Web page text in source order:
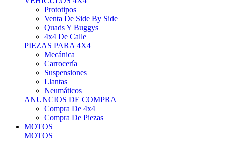
Venta De Side By Side
Quads Y Buggys
4x4 De Calle
PIEZAS PARA 4X4
Mecánica
Carrocería
Suspensiones
Llantas
Neumáticos
ANUNCIOS DE COMPRA
Compra De 4x4
Compra De Piezas
MOTOS
MOTOS
Motos De Circuito